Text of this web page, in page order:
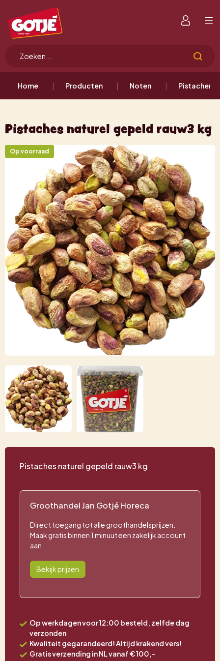
Home Producten Noten
Pistaches naturel gepeld rauw3 kg
Op voorraad
Pistaches naturel gepeld rauw3 kg
Groothandel Jan Gotjé Horeca
Direct toegang tot alle groothandelsprijzen.
Maak gratis binnen 1 minuut een zakelijk account
aan.
Bekijk prijzen
Op werkdagen voor 12:00 besteld, zelfde dag
verzonden
Kwaliteit gegarandeerd! Altijd krakend vers!
Gratis verzending in NL vanaf € 100,-